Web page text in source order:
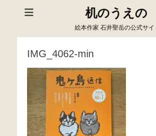
机のうえの
絵本作家 石井聖岳の公式サイ
IMG_4062-min